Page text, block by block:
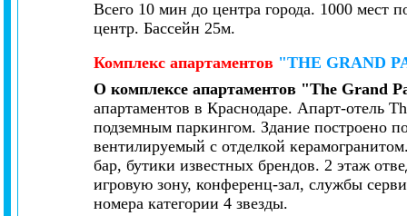
Всего 10 мин до центра города. 1000 мест
центр. Бассейн 25м.
Комплекс апартаментов "THE GRAND
О комплексе апартаментов "The Grand
апартаментов в Краснодаре. Апарт-отель
подземным паркингом. Здание построено
вентилируемый с отделкой
бар, бутики известных брендов. 2 этаж
игровую зону, конференц-зал, службы
номера категории 4 звезды.